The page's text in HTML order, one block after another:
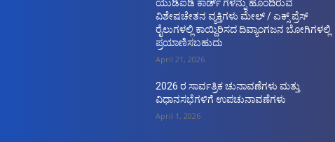
ಯುಡಿಐಡಿ ಕಾರ್ಡ್ ಗಳನ್ನು ಹೊಂದಿರುವ
ವಿಶೇಷಚೇತನ ವ್ಯಕ್ತಿಗಳು ಮೇಲ್ / ಎಕ್ಸ್ ಪ್ರೆಸ್
ರೈಲುಗಳಲ್ಲಿ ಕಾಯ್ದಿರಿಸದ ದಿವ್ಯಾಂಗಜನ ಬೋಗಿಗಳಲ್ಲಿ
ಪ್ರಯಾಣಿಸಬಹುದು
April 21, 2026
2026 ರ ಸಾರ್ವತ್ರಿಕ ಚುನಾವಣೆಗಳು ಮತ್ತು
ವಿಧಾನಸಭೆಗಳಿಗೆ ಉಪಚುನಾವಣೆಗಳು
April 1, 2026